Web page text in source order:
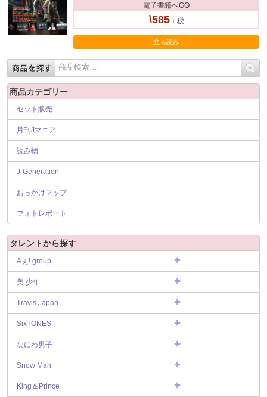
電子書籍へGO
\585＋税
立ち読み
商品カテゴリー
セット販売
月刊Jマニア
読み物
J-Generation
おっかけマップ
フォトレポート
タレントから探す
Aぇ! group
美 少年
Travis Japan
SixTONES
なにわ男子
Snow Man
King＆Prince